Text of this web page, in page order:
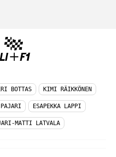
BOTTAS KIMI RÄIKKÖNEN
ESAPEKKA LAPPI
MATTI LATVALA